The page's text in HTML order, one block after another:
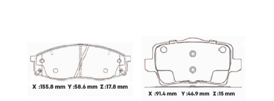
$20.16
hasta
$28.00